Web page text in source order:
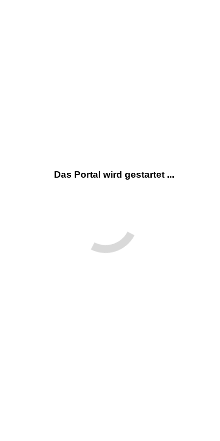
Das Portal wird gestartet ...